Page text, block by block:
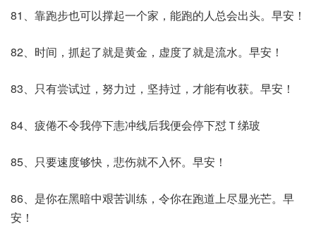
81、靠跑步也可以撑起一个家，能跑的人总会出头。早安！
82、时间，抓起了就是黄金，虚度了就是流水。早安！
83、只有尝试过，努力过，坚持过，才能有收获。早安！
84、疲倦不令我停下恚冲线后我便会停下怼Ｔ绨玻
85、只要速度够快，悲伤就不入怀。早安！
86、是你在黑暗中艰苦训练，令你在跑道上尽显光芒。早
安！